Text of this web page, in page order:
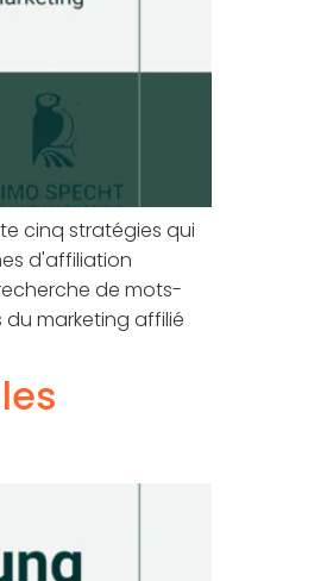
cinq stratégies qui
d'affiliation
de mots-
marketing affilié